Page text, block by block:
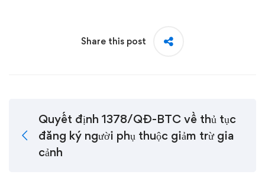
Share this post
Quyết định 1378/QĐ-BTC về thủ tục
đăng ký người phụ thuộc giảm trừ gia
cảnh